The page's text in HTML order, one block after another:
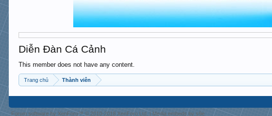
Diễn Đàn Cá Cảnh
This member does not have any content.
Trang chủ Thành viên
Forum software by XenForo™© 2010-2018 XenForo Ltd. | Media embeds by s9e